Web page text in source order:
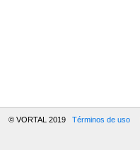
© VORTAL 2019 Términos de uso